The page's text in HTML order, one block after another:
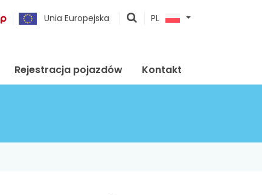
Unia Europejska
pokaż
PL
Rejestracja pojazdów Kontakt